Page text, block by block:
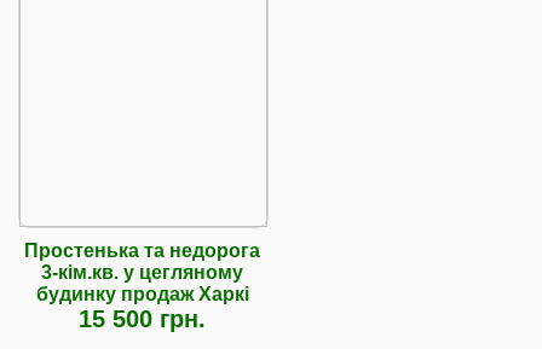
Простенька та недорога
3-кім.кв. у цегляному
будинку продаж Харкі
15 500 грн.